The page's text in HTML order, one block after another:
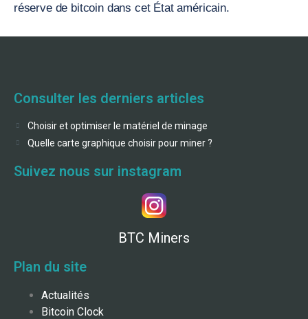
réserve de bitcoin dans cet État américain.
Consulter les derniers articles
Choisir et optimiser le matériel de minage
Quelle carte graphique choisir pour miner ?
Suivez nous sur instagram
BTC Miners
Plan du site
Actualités
Bitcoin Clock